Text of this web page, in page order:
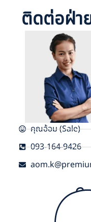
ติดต่อฝ่า
คุณอ้อม (Sale)
093-164-9426